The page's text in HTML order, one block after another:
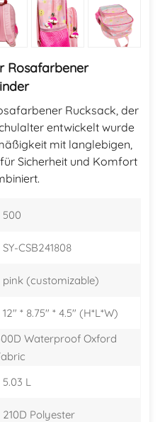
Rosafarbener
Rucksack, der
entwickelt wurde
mit langlebigen,
Sicherheit und Komfort
500
SY-CSB241808
pink (customizable)
12" * 8.75" * 4.5" (H*L*W)
Waterproof Oxford
5.03 L
210D Polyester